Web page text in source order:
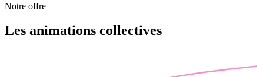
Notre offre
Les animations collectives